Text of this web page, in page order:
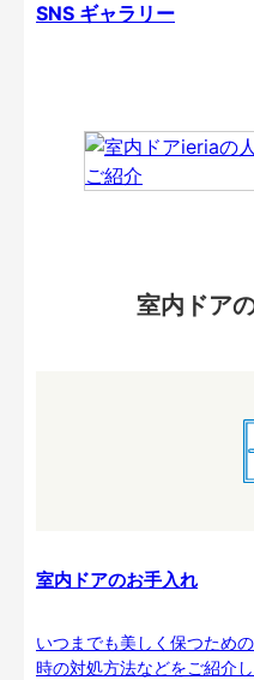
SNS ギャラリー
室内ドア
室内ドアのお手入れ
いつまでも美しく保つため
時の対処方法などをご紹介し